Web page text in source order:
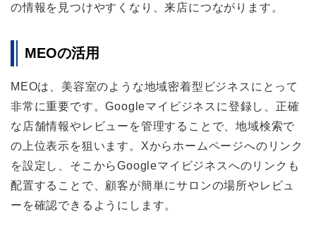
の情報を見つけやすくなり、来店につながります。
MEOの活用
MEOは、美容室のような地域密着型ビジネスにとって
非常に重要です。Googleマイビジネスに登録し、正確
な店舗情報やレビューを管理することで、地域検索で
の上位表示を狙います。Xからホームページへのリンク
を設定し、そこからGoogleマイビジネスへのリンクも
配置することで、顧客が簡単にサロンの場所やレビュ
ーを確認できるようにします。